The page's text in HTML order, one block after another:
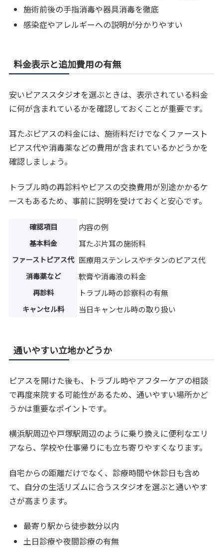
施術前後の手指消毒や器具消毒を徹底
感染症やアレルギーへの説明が分かりやすい
料金表示と追加費用の有無
安いピアススタジオを選ぶときは、表示されている料金
に何が含まれているかを確認しておくことが重要です。
耳たぶピアスの料金には、施術料だけでなくファースト
ピアス代や消毒薬などの費用が含まれているかどうかを
確認しましょう。
トラブル時の再診料やピアスの交換費用が別途かかるケ
ースもあるため、事前に説明を受けておくと安心です。
確認項目 内容の例
基本料金 耳たぶ片耳の施術料
ファーストピアス代 医療用ステンレスやチタンのピアス代
消毒薬など 軟膏や消毒液の料金
再診料 トラブル時の診察料の有無
キャンセル料 当日キャンセル時の取り扱い
通いやすい立地かどうか
ピアスを開けた後も、トラブル時やアフターケアの相談
で再度来院する可能性があるため、通いやすい場所かど
うかは重要なポイントです。
横浜駅周辺や戸塚駅周辺のように乗り換えに便利なエリ
アなら、学校や仕事帰りにも立ち寄りやすくなります。
自宅からの距離だけでなく、診療時間や休診日も含め
て、自分の生活リズムに合うスタジオを選ぶと通いやす
さが高まります。
最寄り駅から徒歩数分以内
土日診療や夜間診療の有無